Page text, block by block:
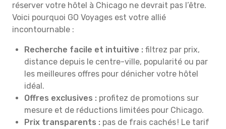
réserver votre hôtel à Chicago ne devrait pas l’être.
Voici pourquoi GO Voyages est votre allié
incontournable :
Recherche facile et intuitive : filtrez par prix,
distance depuis le centre-ville, popularité ou par
les meilleures offres pour dénicher votre hôtel
idéal.
Offres exclusives : profitez de promotions sur
mesure et de réductions limitées pour Chicago.
Prix transparents : pas de frais cachés ! Le tarif